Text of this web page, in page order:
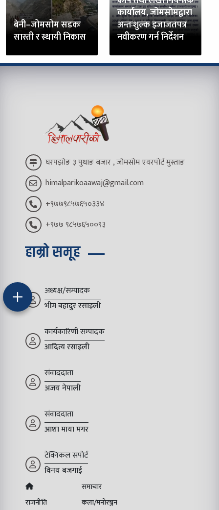
बेनी–जोमसोम सडकः
सास्ती र स्थायी निकास
कार्यालय, जोमसोमद्वारा
अन्तःशुल्क इजाजतपत्र
नवीकरण गर्न निर्देशन
घरपझोङ ३ पुथाङ बजार , जोमसोम एयरपोर्ट मुस्ताङ
himalparikoaawaj@gmail.com
+९७७९८५७६५०३३४
+९७७ ९८५७६५००९३
हाम्रो समूह
अध्यक्ष/सम्पादक
भीम बहादुर रसाइली
कार्यकारिणी सम्पादक
आदित्य रसाइली
संवाददाता
अजय नेपाली
संवाददाता
आशा माया मगर
टेक्निकल सपोर्ट
विनय बजगाई
समाचार
राजनीति
कला/मनोरञ्जन